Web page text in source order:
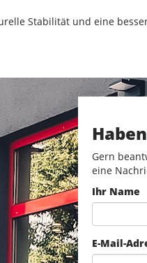
Stabilität und eine
Gern
eine
Ihr Name
E-Mail-